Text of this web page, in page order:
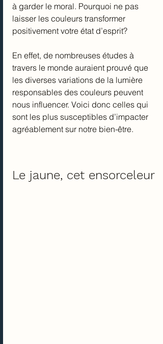
à garder le moral. Pourquoi ne pas
laisser les couleurs transformer
positivement votre état d’esprit?
En effet, de nombreuses études à
travers le monde auraient prouvé que
les diverses variations de la lumière
responsables des couleurs peuvent
nous influencer. Voici donc celles qui
sont les plus susceptibles d’impacter
agréablement sur notre bien-être.
Le jaune, cet ensorceleur